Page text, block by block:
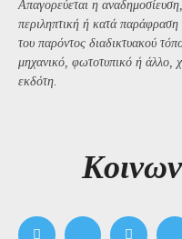
Απαγορεύεται η
περιληπτική ή κατά
του παρόντος διαδικτυακού
μηχανικό, φωτοτυπικό ή άλλο,
εκδότη.